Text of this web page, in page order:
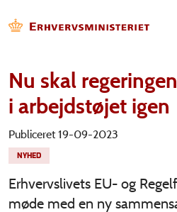
Nu skal
i arbejdstøjet igen
Publiceret 19-09-2023
NYHED
Erhvervslivets EU- og
møde med en ny